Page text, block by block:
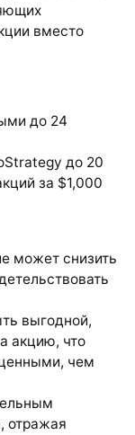
вместо
до 24
до 20
за $1,000
может снизить
выгодной,
акцию, что
чем
отражая